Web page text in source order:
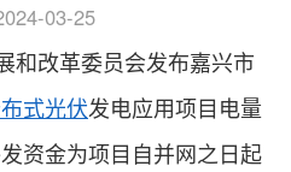
03-25
和改革委员会发布嘉兴市
式光伏发电应用项目电量
资金为项目自并网之日起